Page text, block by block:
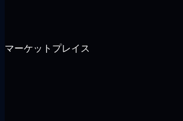
マーケットプレイス